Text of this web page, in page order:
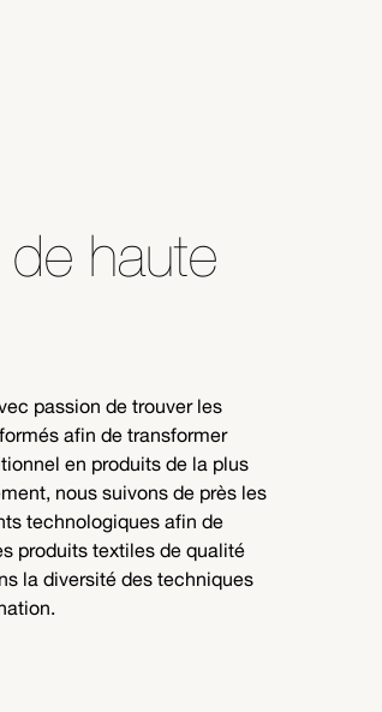
de haute
passion de trouver les
afin de transformer
en produits de la plus
nous suivons de près les
technologiques afin de
produits textiles de qualité
la diversité des techniques